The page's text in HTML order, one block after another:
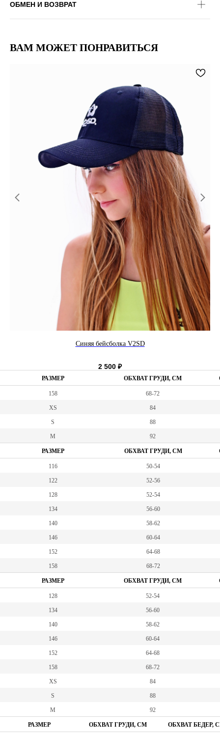
ОБМЕН И ВОЗВРАТ
ВАМ МОЖЕТ ПОНРАВИТЬСЯ
Синяя бейсболка V2SD
2 500 ₽
РАЗМЕР ОБХВАТ ГРУДИ, СМ
158 68-72
XS 84
S 88
M 92
РАЗМЕР ОБХВАТ ГРУДИ, СМ
116 50-54
122 52-56
128 52-54
134 56-60
140 58-62
146 60-64
152 64-68
158 68-72
РАЗМЕР ОБХВАТ ГРУДИ, СМ
128 52-54
134 56-60
140 58-62
146 60-64
152 64-68
158 68-72
XS 84
S 88
M 92
РАЗМЕР ОБХВАТ ГРУДИ, СМ ОБХВАТ БЕДЕР,